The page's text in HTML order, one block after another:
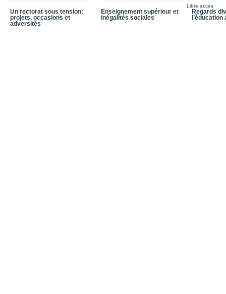
Un rectorat sous tension:
projets, occasions et
adversités
Enseignement supérieur et
inégalités sociales
Libre accès
Regards